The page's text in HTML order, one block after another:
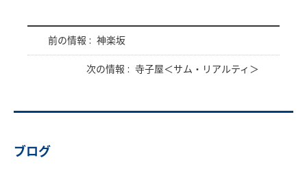
前の情報 : 神楽坂
次の情報 : 寺子屋＜サム・リアルティ＞
ブログ